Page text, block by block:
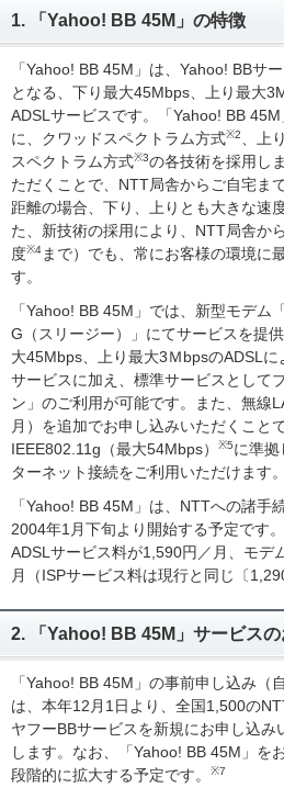
1. 「Yahoo! BB 45M」の特徴
「Yahoo! BB 45M」は、Yahoo! BBサ
となる、下り最大45Mbps、上り最大
ADSLサービスです。「Yahoo! BB
に、クワッドスペクトラム方式※2
、上
スペクトラム方式※3の各技術を採用し
ただくことで、NTT局舎からご自宅ま
距離の場合、下り、上りとも大きな速
た、新技術の採用により、NTT局舎か
度※4 まで）でも、常にお客様の環境に
す。
「Yahoo! BB 45M」では、新型モデム
G（スリージー）」にてサービスを提
大45Mbps、上り最大3ＭbpsのADSL
サービスに加え、標準サービスとして
ン」のご利用が可能です。また、無線
月）を追加でお申し込みいただくこと
IEEE802.11g（最大54Mbps）
※5に準拠
ターネット接続をご利用いただけます。
「Yahoo! BB 45M」は、NTTへの諸手
2004年1月下旬より開始する予定です
ADSLサービス料が1,590円／月、モデ
月（ISPサービス料は現行と同じ〔
2. 「Yahoo! BB 45M」サービス
「Yahoo! BB 45M」の事前申し込み（
は、本年12月1日より、全国1,500の
ヤフーBBサービスを新規にお申し込
します。なお、「Yahoo! BB 45M」を
段階的に拡大する予定です。
※7